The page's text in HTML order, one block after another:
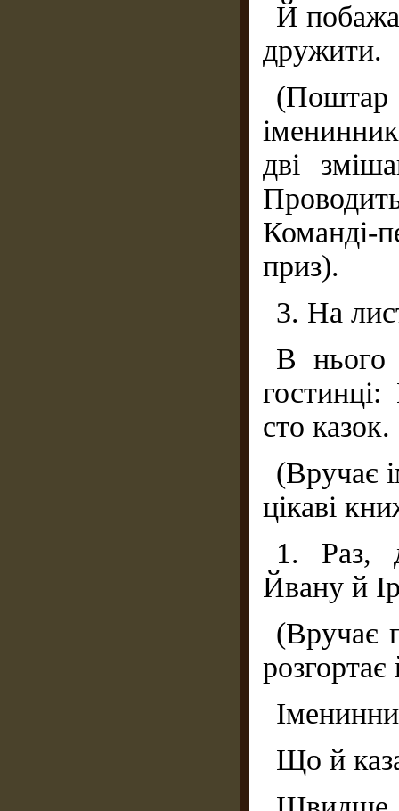
Й
дружити.
(Поштар
дві
Команді-
приз).
3. На
В нього
сто казок.
(Вручає
цікаві
1. Раз,
Йвану й
(Вручає
розгортає
Що й